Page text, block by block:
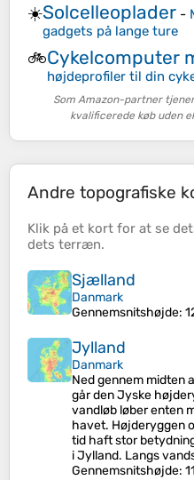
☀️Solcelleoplader -
gadgets på lange ture
🚲Cykelcomputer
højdeprofiler til din
Som Amazon-partner
kvalificerede køb uden
Andre topografiske
Klik på et kort for at se
dets terræn.
Sjælland
Danmark
Gennemsnitshøjde:
Jylland
Danmark
Ned gennem midten
går den Jyske
vandløb løber enten
havet. Højderyggen
tid haft stor
i Jylland. Langs
Gennemsnitshøjde: